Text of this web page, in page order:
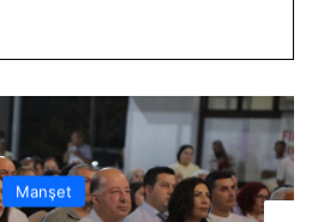
Manşet